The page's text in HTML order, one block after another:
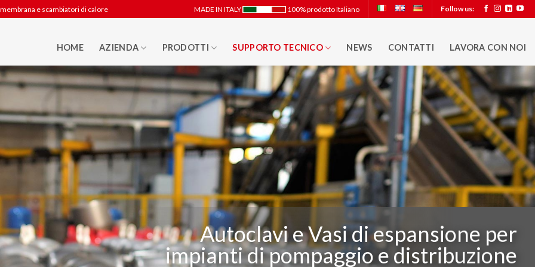
e scambiatori di calore MADE IN ITALY 100% prodotto Italiano Follow us:
HOME AZIENDA PRODOTTI SUPPORTO TECNICO NEWS CONTATTI LAVORA CON NOI
Autoclavi e Vasi di espansione per
impianti di pompaggio e distribuzione